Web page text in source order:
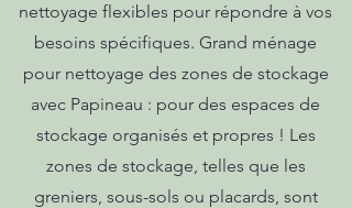
nettoyage flexibles pour répondre à vos
besoins spécifiques. Grand ménage
pour nettoyage des zones de stockage
avec Papineau : pour des espaces de
stockage organisés et propres ! Les
zones de stockage, telles que les
greniers, sous-sols ou placards, sont